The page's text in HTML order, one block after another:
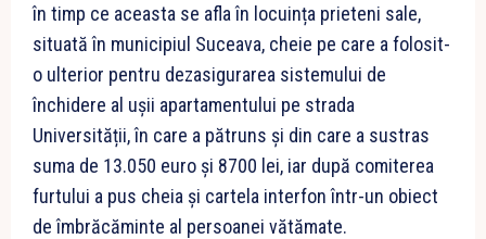
în timp ce aceasta se afla în locuința prieteni sale,
situată în municipiul Suceava, cheie pe care a folosit-
o ulterior pentru dezasigurarea sistemului de
închidere al ușii apartamentului pe strada
Universității, în care a pătruns și din care a sustras
suma de 13.050 euro și 8700 lei, iar după comiterea
furtului a pus cheia și cartela interfon într-un obiect
de îmbrăcăminte al persoanei vătămate.